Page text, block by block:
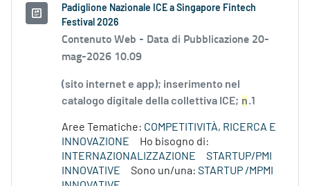
Padiglione Nazionale ICE a Singapore Fintech
Festival 2026
Contenuto Web - Data di Pubblicazione 20-
mag-2026 10.09
(sito internet e app); inserimento nel
catalogo digitale della collettiva ICE; n.1
Aree Tematiche: COMPETITIVITÀ, RICERCA E
INNOVAZIONE
Ho bisogno di:
INTERNAZIONALIZZAZIONE
STARTUP/PMI
INNOVATIVE
Sono un/una: STARTUP /MPMI